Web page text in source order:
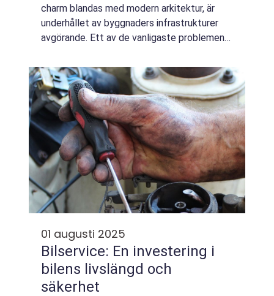
charm blandas med modern arkitektur, är
underhållet av byggnaders infrastrukturer
avgörande. Ett av de vanligaste problemen
01 augusti 2025
Bilservice: En investering i
bilens livslängd och
säkerhet